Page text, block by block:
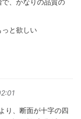
、かなりの品質の
と欲しい
り、断面が十字の四